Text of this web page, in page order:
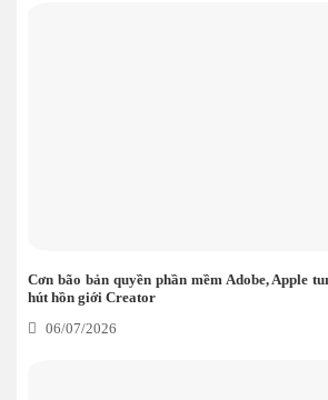
Cơn bão bản quyền phần mềm Adobe, Apple
hút hồn giới Creator
06/07/2026